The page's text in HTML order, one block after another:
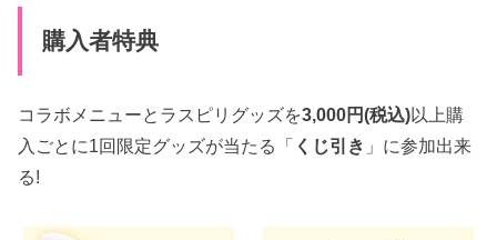
購入者特典
コラボメニューとラスピリグッズを3,000円(税込)以上購
入ごとに1回限定グッズが当たる「 くじ引き 」に参加出来
る!